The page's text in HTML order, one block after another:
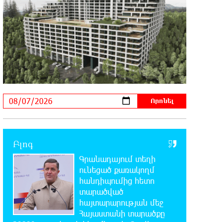
Վարդանյանի ծննդյան տարեդարձն է
0:50:31 7-08-2026
Օգոստոսի 7-ին, 10-ին, 11-ին, 12-ին
և 13-ին գազ չի լինելու․ հասցեներ
0:30:31 7-08-2026
Հնդկաստանի հյուսիս-արևելքում
տեղի ունեցած ջրհեղեղների
ժամանակավորապես կդադարեցվի
մի շարք հասցեների էլեկտրամատակարարում
23:50:00 6-08-2026
Վինիսիուսը նոր պայմանագիր է
կնքել «Ռեալի» հետ․
Բլոգ
Գրանադայում տեղի
ունեցած քառակողմ
հանդիպումից հետո
տարածված
հայտարարության մեջ
Հայաստանի տարածքը